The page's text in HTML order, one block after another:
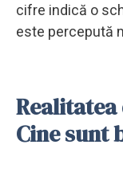
cifre indică o
este percepută
Cine sunt